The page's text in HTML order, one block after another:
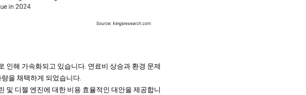
인해 가속화되고 있습니다. 연료비 상승과 환경 문제
을 채택하게 되었습니다.
및 디젤 엔진에 대한 비용 효율적인 대안을 제공합니